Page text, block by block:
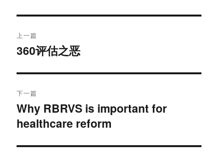
章
航
上一篇
上
文
章：
360评估之恶
下一篇
下
篇
章：
Why RBRVS is important for
healthcare reform